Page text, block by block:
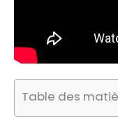
Table des